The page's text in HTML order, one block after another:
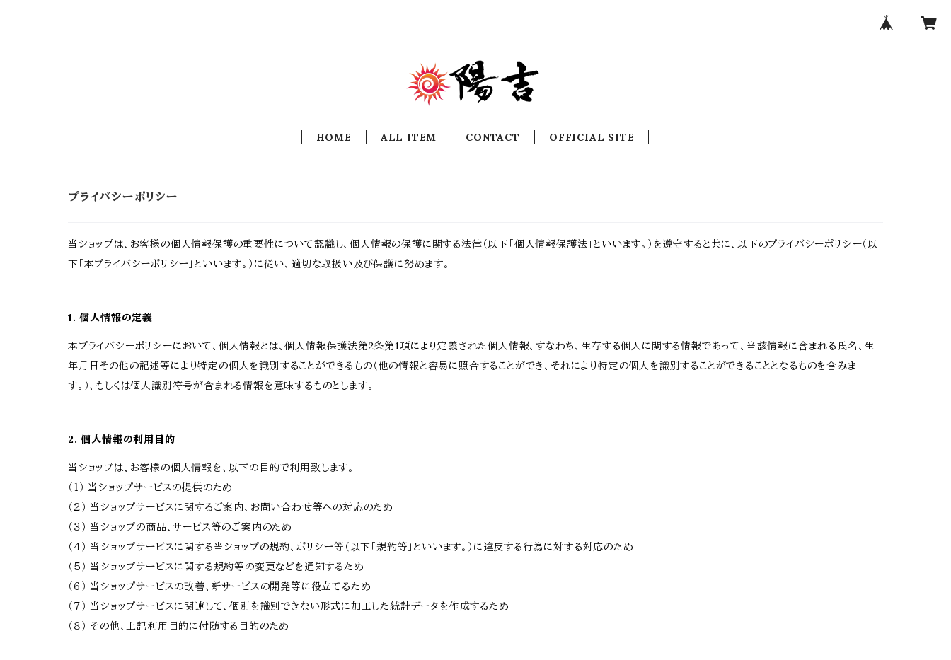
HOME ALL ITEM CONTACT OFFICIAL SITE
プライバシーポリシー
当ショップは、お客様の個人情報保護の重要性について認識し、個人情報の保護に関する法律（以下「個人情報保護法」といいます。）を遵守すると共に、以下のプライバシーポリシー（以
下「本プライバシーポリシー」といいます。）に従い、適切な取扱い及び保護に努めます。
1. 個人情報の定義
本プライバシーポリシーにおいて、個人情報とは、個人情報保護法第2条第1項により定義された個人情報、すなわち、生存する個人に関する情報であって、当該情報に含まれる氏名、生
年月日その他の記述等により特定の個人を識別することができるもの（他の情報と容易に照合することができ、それにより特定の個人を識別することができることとなるものを含みま
す。）、もしくは個人識別符号が含まれる情報を意味するものとします。
2. 個人情報の利用目的
当ショップは、お客様の個人情報を、以下の目的で利用致します。
（１） 当ショップサービスの提供のため
（２） 当ショップサービスに関するご案内、お問い合わせ等への対応のため
（３） 当ショップの商品、サービス等のご案内のため
（４） 当ショップサービスに関する当ショップの規約、ポリシー等（以下「規約等」といいます。）に違反する行為に対する対応のため
（５） 当ショップサービスに関する規約等の変更などを通知するため
（６） 当ショップサービスの改善、新サービスの開発等に役立てるため
（７） 当ショップサービスに関連して、個別を識別できない形式に加工した統計データを作成するため
（８） その他、上記利用目的に付随する目的のため